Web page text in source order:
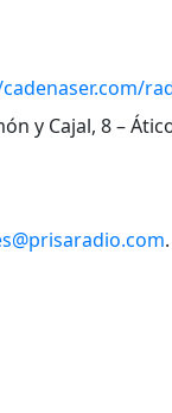
y Cajal, 8 –
.